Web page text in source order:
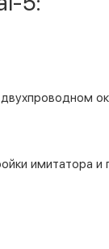
имитатора